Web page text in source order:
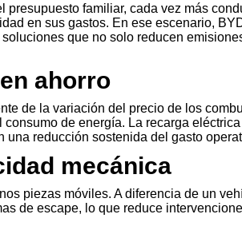
familiar, cada vez más
en sus gastos. En ese escenario,
que no solo reducen
ahorro
de la variación del precio de los
de energía. La recarga
reducción sostenida del gasto
mecánica
piezas móviles. A diferencia de un
de escape, lo que reduce